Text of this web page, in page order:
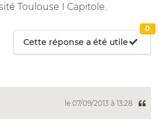
Toulouse I Capitole.
Cette réponse a été utile
0
le 07/09/2013 à 13:28